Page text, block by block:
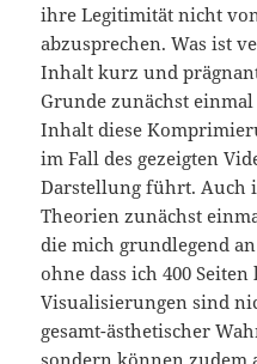
ihre Legitimität nicht
abzusprechen. Was ist
Inhalt kurz und
Grunde zunächst
Inhalt diese
im Fall des gezeigten
Darstellung führt. Auch
Theorien zunächst
die mich grundlegend
ohne dass ich 400 Seiten
Visualisierungen sind
gesamt-ästhetischer